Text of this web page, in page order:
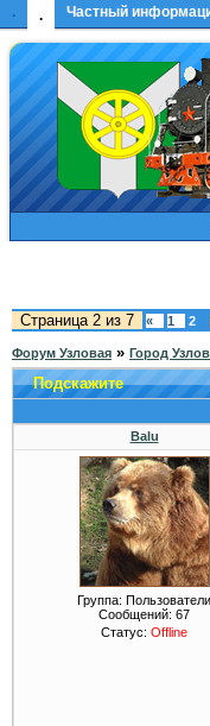
. . Частный
Страница 2 из 7 « 1 2
Форум Узловая » Город
Подскажите
Balu
Группа: Пользователи
Сообщений: 67
Статус: Offline